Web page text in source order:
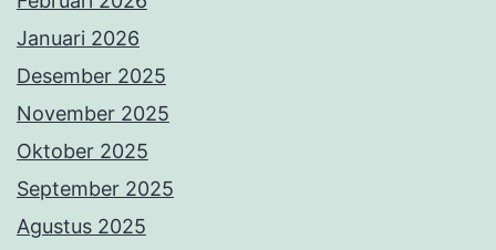
Januari 2026
Desember 2025
November 2025
Oktober 2025
September 2025
Agustus 2025